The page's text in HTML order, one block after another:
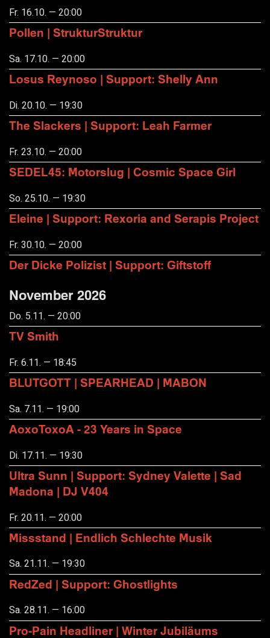
Fr. 16.10. — 20:00
Pollen | StrukturStruktur
Sa. 17.10. — 20:00
Losus Reynoso | Support: Shelly Ann
Di. 20.10. — 19:30
The Slackers | Support: Leah Farmer
Fr. 23.10. — 20:00
SEDEL45: Motorslug | Cosmic Space Girl
So. 25.10. — 19:30
Eleine | Support: Rexoria and Serapis Project
Fr. 30.10. — 20:00
Der Dicke Polizist | Support: Giftstoff
November 2026
Do. 5.11. — 20:00
TV Smith
Fr. 6.11. — 18:45
BLUTGOTT | SPEARHEAD | MABON
Sa. 7.11. — 19:00
AoxoToxoA - 23 Years in Space
Di. 17.11. — 19:30
Ultra Sunn | Support: Sydney Valette | Sad
Madona | DJ V404
Fr. 20.11. — 20:00
Missstand | Endlich Schlechte Musik
Sa. 21.11. — 19:30
RedZed | Support: Ghostlights
Sa. 28.11. — 16:00
Pro-Pain Headliner | Winter Jubiläums